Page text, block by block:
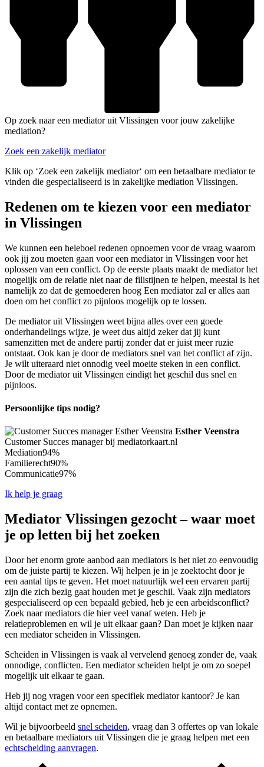
Op zoek naar een mediator uit Vlissingen voor jouw zakelijke
mediation?
Zoek een zakelijk mediator
Klik op ‘Zoek een zakelijk mediator‘ om een betaalbare mediator te
vinden die gespecialiseerd is in zakelijke mediation Vlissingen.
Redenen om te kiezen voor een mediator
in Vlissingen
We kunnen een heleboel redenen opnoemen voor de vraag waarom
ook jij zou moeten gaan voor een mediator in Vlissingen voor het
oplossen van een conflict. Op de eerste plaats maakt de mediator het
mogelijk om de relatie niet naar de filistijnen te helpen, meestal is het
namelijk zo dat de gemoederen hoog Een mediator zal er alles aan
doen om het conflict zo pijnloos mogelijk op te lossen.
De mediator uit Vlissingen weet bijna alles over een goede
onderhandelings wijze, je weet dus altijd zeker dat jij kunt
samenzitten met de andere partij zonder dat er juist meer ruzie
ontstaat. Ook kan je door de mediators snel van het conflict af zijn.
Je wilt uiteraard niet onnodig veel moeite steken in een conflict.
Door de mediator uit Vlissingen eindigt het geschil dus snel en
pijnloos.
Persoonlijke tips nodig?
Esther Veenstra
Customer Succes manager bij mediatorkaart.nl
Mediation94%
Familierecht90%
Communicatie97%
Ik help je graag
Mediator Vlissingen gezocht – waar moet
je op letten bij het zoeken
Door het enorm grote aanbod aan mediators is het niet zo eenvoudig
om de juiste partij te kiezen. Wij helpen je in je zoektocht door je
een aantal tips te geven. Het moet natuurlijk wel een ervaren partij
zijn die zich bezig gaat houden met je geschil. Vaak zijn mediators
gespecialiseerd op een bepaald gebied, heb je een arbeidsconflict?
Zoek naar mediators die hier veel vanaf weten. Heb je
relatieproblemen en wil je uit elkaar gaan? Dan moet je kijken naar
een mediator scheiden in Vlissingen.
Scheiden in Vlissingen is vaak al vervelend genoeg zonder de, vaak
onnodige, conflicten. Een mediator scheiden helpt je om zo soepel
mogelijk uit elkaar te gaan.
Heb jij nog vragen voor een specifiek mediator kantoor? Je kan
altijd contact met ze opnemen.
Wil je bijvoorbeeld snel scheiden, vraag dan 3 offertes op van lokale
en betaalbare mediators uit Vlissingen die je graag helpen met een
echtscheiding aanvragen.